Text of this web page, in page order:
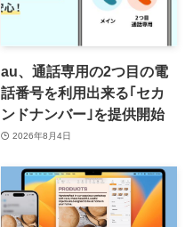
au、通話専用の2つ目の電
話番号を利用出来る｢セカ
ンドナンバー｣を提供開始
2026年8月4日